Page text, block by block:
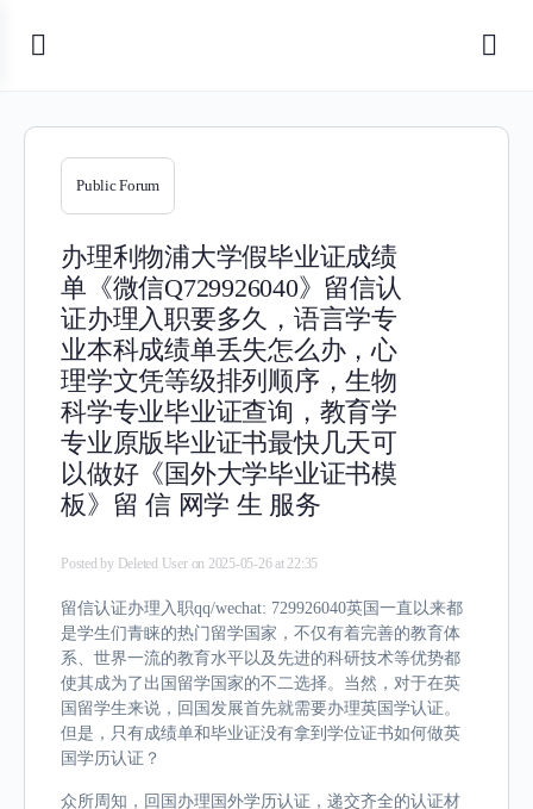
Public Forum
办理利物浦大学假毕业证成绩
单《微信Q729926040》留信认
证办理入职要多久，语言学专
业本科成绩单丢失怎么办，心
理学文凭等级排列顺序，生物
科学专业毕业证查询，教育学
专业原版毕业证书最快几天可
以做好《国外大学毕业证书模
板》留 信 网学 生 服务
Posted by Deleted User on 2025-05-26 at 22:35
留信认证办理入职qq/wechat: 729926040英国一直以来都
是学生们青睐的热门留学国家，不仅有着完善的教育体
系、世界一流的教育水平以及先进的科研技术等优势都
使其成为了出国留学国家的不二选择。当然，对于在英
国留学生来说，回国发展首先就需要办理英国学认证。
但是，只有成绩单和毕业证没有拿到学位证书如何做英
国学历认证？
众所周知，回国办理国外学历认证，递交齐全的认证材